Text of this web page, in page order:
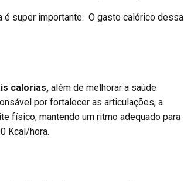
é super importante. O gasto calórico dessa
calorias, além de melhorar a saúde
por fortalecer as articulações, a
físico, mantendo um ritmo adequado para
Kcal/hora.